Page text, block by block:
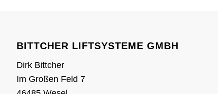
BITTCHER LIFTSYSTEME GMBH
Dirk Bittcher
Im Großen Feld 7